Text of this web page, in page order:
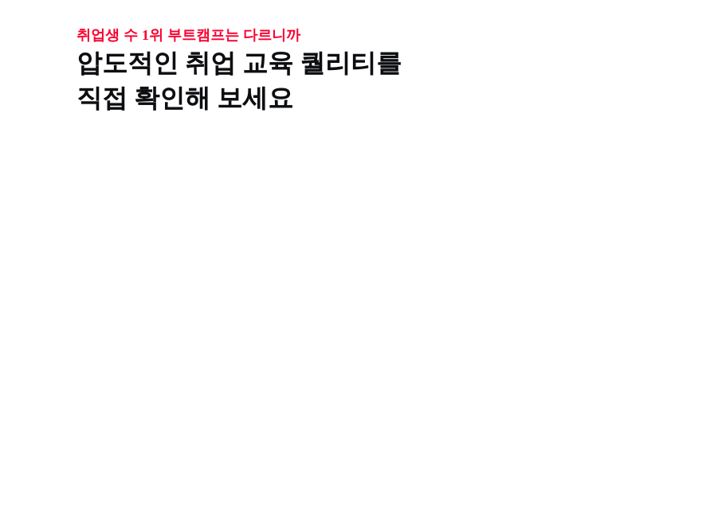
취업생 수 1위 부트캠프는 다르니까
압도적인 취업 교육 퀄리티를
직접 확인해 보세요